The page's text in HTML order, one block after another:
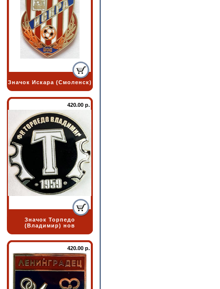
Значок Искара (Смоленск)
420.00 р.
Значок Торпедо
(Владимир) нов
420.00 р.